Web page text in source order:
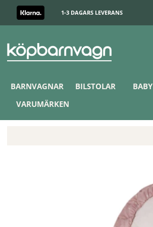
1-3 DAGARS LEVERANS
BARNVAGNAR BILSTOLAR BABY
VARUMÄRKEN